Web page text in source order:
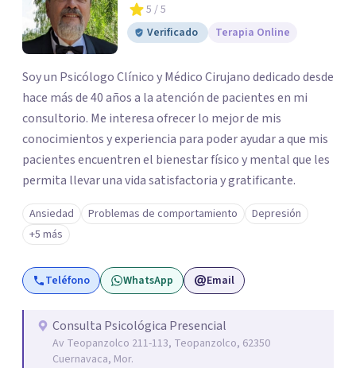
5 / 5
Verificado
Terapia Online
Soy un Psicólogo Clínico y Médico Cirujano dedicado desde
hace más de 40 años a la atención de pacientes en mi
consultorio. Me interesa ofrecer lo mejor de mis
conocimientos y experiencia para poder ayudar a que mis
pacientes encuentren el bienestar físico y mental que les
permita llevar una vida satisfactoria y gratificante.
Ansiedad Problemas de comportamiento
Depresión
+5 más
Teléfono WhatsApp Email
Consulta Psicológica Presencial
Av Teopanzolco 211-113, Teopanzolco, 62350
Cuernavaca, Mor.